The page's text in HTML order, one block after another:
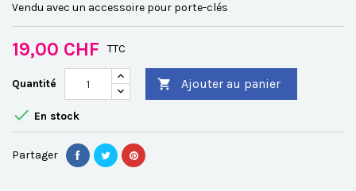
Vendu avec un accessoire pour porte-clés
19,00 CHF TTC
Quantité  Ajouter au panier
 En stock
Partager